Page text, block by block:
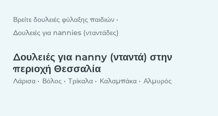
Βρείτε δουλειές φύλαξης παιδιών
Δουλειές για nannies (νταντάδες)
Δουλειές για nanny (νταντά) στην
περιοχή Θεσσαλία
Λάρισα Βόλος Τρίκαλα Καλαμπάκα Αλμυρός